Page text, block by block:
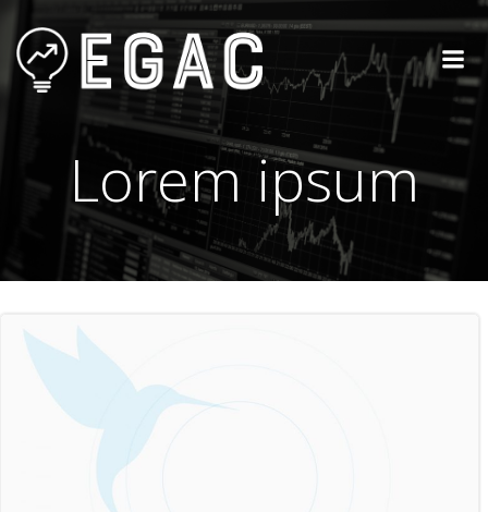
al
contenido
Lorem ipsum